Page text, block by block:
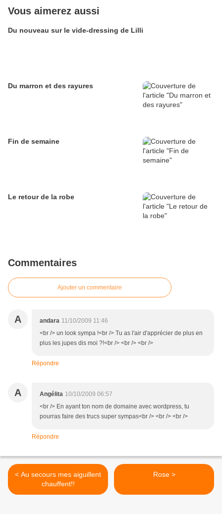
Vous aimerez aussi
Du nouveau sur le vide-dressing de Lilli
Du marron et des rayures
Fin de semaine
Le retour de la robe
Commentaires
Ajouter un commentaire
A andara 11/10/2009 11:46
<br /> un look sympa !<br /> Tu as l'air d'apprécier de plus en
plus les jupes dis moi ?!<br /> <br /> <br />
Répondre
A Angélita 10/10/2009 06:57
<br /> En ayant ton nom de domaine avec wordpress, tu
pourras faire des trucs super sympas<br /> <br /> <br />
Répondre
< Au secours mes aiguillent
chauffent!!
Rose >